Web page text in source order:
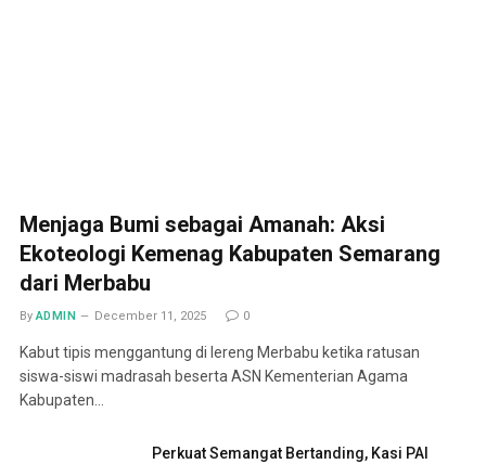
Menjaga Bumi sebagai Amanah: Aksi
Ekoteologi Kemenag Kabupaten Semarang
dari Merbabu
By ADMIN December 11, 2025 0
Kabut tipis menggantung di lereng Merbabu ketika ratusan
siswa-siswi madrasah beserta ASN Kementerian Agama
Kabupaten…
Perkuat Semangat Bertanding, Kasi PAI